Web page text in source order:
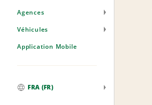
Agences
Véhicules
Application Mobile
FRA (FR)